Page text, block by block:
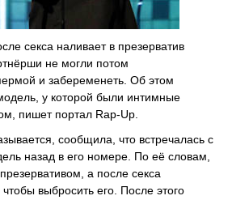
секса наливает в презерватив
не могли потом
и забеременеть. Об этом
у которой были интимные
пишет портал Rap-Up.
сообщила, что встречалась с
назад в его номере. По её словам,
а после секса
выбросить его. После этого